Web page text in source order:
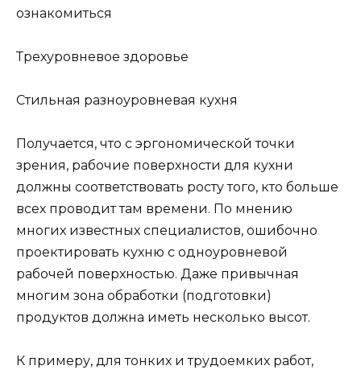
ознакомиться
Трехуровневое здоровье
Стильная разноуровневая кухня
Получается, что с эргономической точки
зрения, рабочие поверхности для кухни
должны соответствовать росту того, кто больше
всех проводит там времени. По мнению
многих известных специалистов, ошибочно
проектировать кухню с одноуровневой
рабочей поверхностью. Даже привычная
многим зона обработки (подготовки)
продуктов должна иметь несколько высот.
К примеру, для тонких и трудоемких работ,